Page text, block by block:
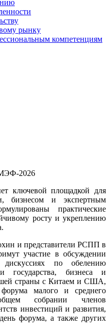
рынку
компетенциям
2026
ключевой площадкой для
бизнесом и экспертным
практические
росту и укреплению
и представители РСПП в
участие в обсуждении
по обелению
государства, бизнеса и
страны с Китаем и США,
малого и среднего
собрании членов
инвестиций и развития,
форума, а также других